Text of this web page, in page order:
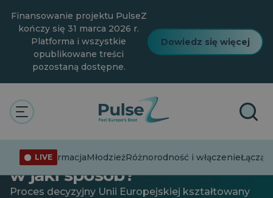
głównej
Finansowanie projektu PulseZ
kończy się 31 marca 2026 r.
Platforma i wszystkie
opublikowane treści
pozostaną dostępne.
Dowiedz się więcej
LIVE
DezinformacjaMłodzieżRóżnorodność i włączenieŁącząc
Ogólne
Za kulisami lobbingu w UE:
Kto wpływa na Brukselę — i
w jaki sposób?
Proces decyzyjny Unii Europejskiej kształtowany